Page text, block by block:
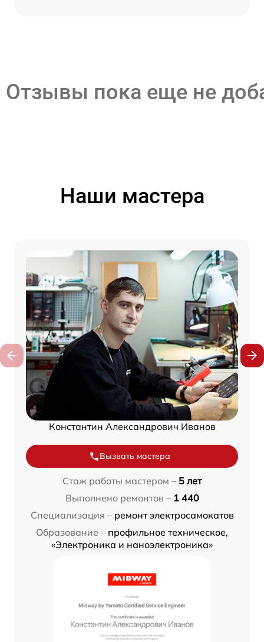
Отзывы пока еще не
Наши мастера
Константин Александрович Иванов
Вызвать мастера
Стаж работы мастером – 5 лет
Выполнено ремонтов – 1 440
Специализация – ремонт электросамокатов
Образование – профильное техническое,
«Электроника и наноэлектроника»